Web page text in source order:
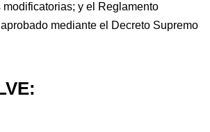
y el Reglamento
mediante el Decreto Supremo